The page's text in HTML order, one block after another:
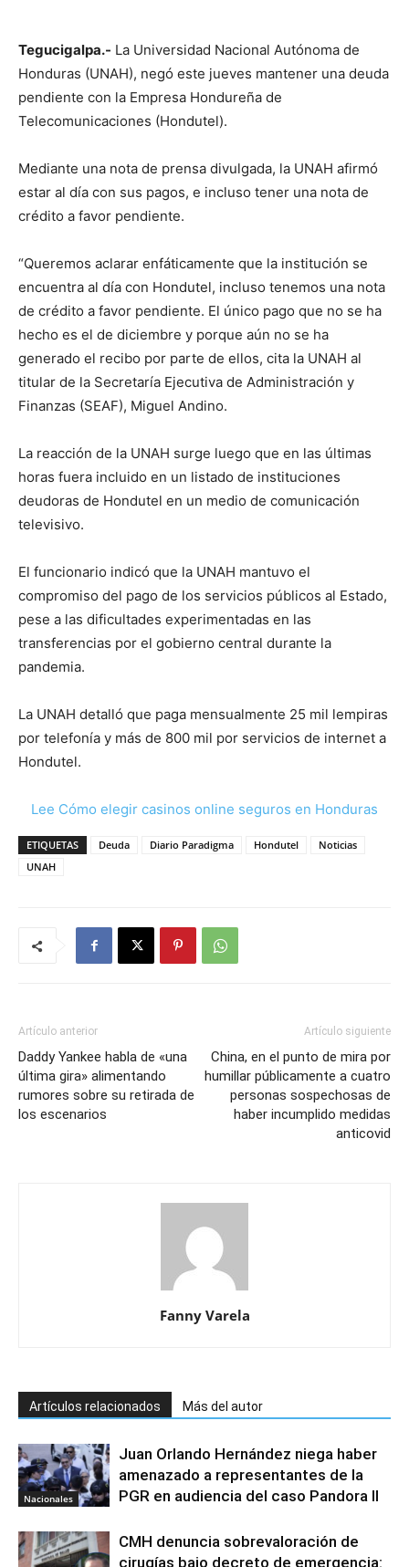
Tegucigalpa.- La Universidad Nacional Autónoma de
Honduras (UNAH), negó este jueves mantener una deuda
pendiente con la Empresa Hondureña de
Telecomunicaciones (Hondutel).
Mediante una nota de prensa divulgada, la UNAH afirmó
estar al día con sus pagos, e incluso tener una nota de
crédito a favor pendiente.
“Queremos aclarar enfáticamente que la institución se
encuentra al día con Hondutel, incluso tenemos una nota
de crédito a favor pendiente. El único pago que no se ha
hecho es el de diciembre y porque aún no se ha
generado el recibo por parte de ellos, cita la UNAH al
titular de la Secretaría Ejecutiva de Administración y
Finanzas (SEAF), Miguel Andino.
La reacción de la UNAH surge luego que en las últimas
horas fuera incluido en un listado de instituciones
deudoras de Hondutel en un medio de comunicación
televisivo.
El funcionario indicó que la UNAH mantuvo el
compromiso del pago de los servicios públicos al Estado,
pese a las dificultades experimentadas en las
transferencias por el gobierno central durante la
pandemia.
La UNAH detalló que paga mensualmente 25 mil lempiras
por telefonía y más de 800 mil por servicios de internet a
Hondutel.
Lee Cómo elegir casinos online seguros en Honduras
ETIQUETAS Deuda Diario Paradigma Hondutel
Noticias
UNAH
Artículo anterior
Daddy Yankee habla de «una
última gira» alimentando
rumores sobre su retirada de
los escenarios
Artículo siguiente
China, en el punto de mira por
humillar públicamente a cuatro
personas sospechosas de
haber incumplido medidas
anticovid
Fanny Varela
Artículos relacionados Más del autor
Nacionales
Juan Orlando Hernández niega haber
amenazado a representantes de la
PGR en audiencia del caso Pandora II
CMH denuncia sobrevaloración de
cirugías bajo decreto de emergencia: